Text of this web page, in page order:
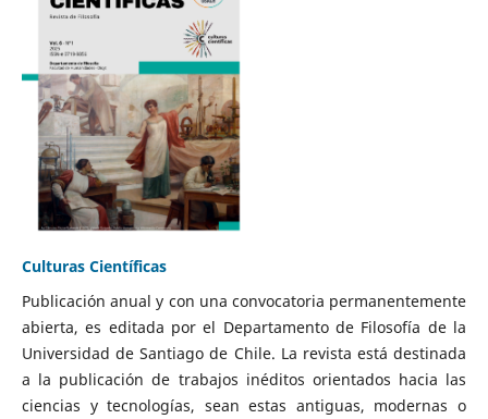
Culturas Científicas
Publicación anual y con una convocatoria permanentemente
abierta, es editada por el Departamento de Filosofía de la
Universidad de Santiago de Chile. La revista está destinada
a la publicación de trabajos inéditos orientados hacia las
ciencias y tecnologías, sean estas antiguas, modernas o